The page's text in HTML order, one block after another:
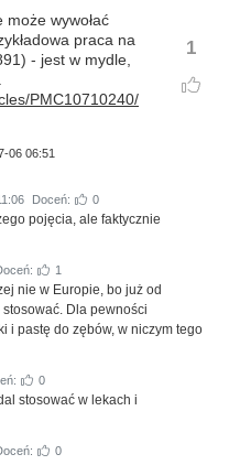
1
wywołać
praca na
- jest w mydle,
PMC10710240/
06 06:51
Doceń: 0
pojęcia, ale faktycznie
1
nie w Europie, bo już od
Dla pewności
i pastę do zębów, w niczym tego
0
stosować w lekach i
0